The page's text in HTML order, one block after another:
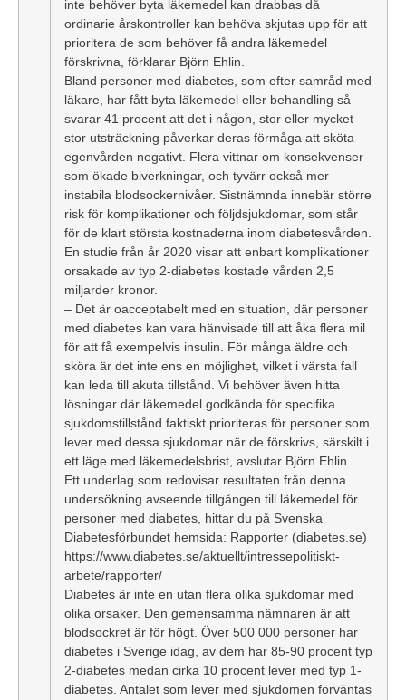
inte behöver byta läkemedel kan drabbas då
ordinarie årskontroller kan behöva skjutas upp för att
prioritera de som behöver få andra läkemedel
förskrivna, förklarar Björn Ehlin.
Bland personer med diabetes, som efter samråd med
läkare, har fått byta läkemedel eller behandling så
svarar 41 procent att det i någon, stor eller mycket
stor utsträckning påverkar deras förmåga att sköta
egenvården negativt. Flera vittnar om konsekvenser
som ökade biverkningar, och tyvärr också mer
instabila blodsockernivåer. Sistnämnda innebär större
risk för komplikationer och följdsjukdomar, som står
för de klart största kostnaderna inom diabetesvården.
En studie från år 2020 visar att enbart komplikationer
orsakade av typ 2-diabetes kostade vården 2,5
miljarder kronor.
– Det är oacceptabelt med en situation, där personer
med diabetes kan vara hänvisade till att åka flera mil
för att få exempelvis insulin. För många äldre och
sköra är det inte ens en möjlighet, vilket i värsta fall
kan leda till akuta tillstånd. Vi behöver även hitta
lösningar där läkemedel godkända för specifika
sjukdomstillstånd faktiskt prioriteras för personer som
lever med dessa sjukdomar när de förskrivs, särskilt i
ett läge med läkemedelsbrist, avslutar Björn Ehlin.
Ett underlag som redovisar resultaten från denna
undersökning avseende tillgången till läkemedel för
personer med diabetes, hittar du på Svenska
Diabetesförbundet hemsida: Rapporter (diabetes.se)
https://www.diabetes.se/aktuellt/intressepolitiskt-
arbete/rapporter/
Diabetes är inte en utan flera olika sjukdomar med
olika orsaker. Den gemensamma nämnaren är att
blodsockret är för högt. Över 500 000 personer har
diabetes i Sverige idag, av dem har 85-90 procent typ
2-diabetes medan cirka 10 procent lever med typ 1-
diabetes. Antalet som lever med sjukdomen förväntas